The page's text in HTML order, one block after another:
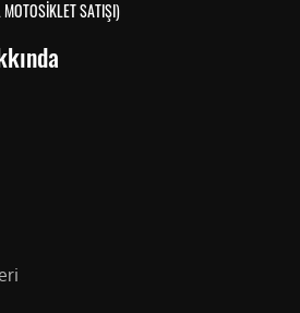
SATIŞI)